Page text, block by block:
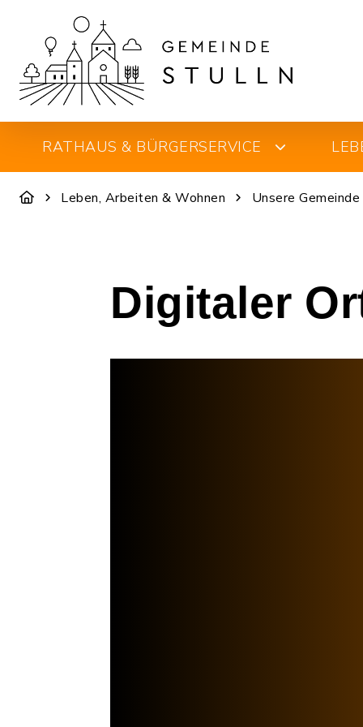
RATHAUS & BÜRGERSERVICE
Leben, Arbeiten & Wohnen Unsere Gemeinde
Digitaler